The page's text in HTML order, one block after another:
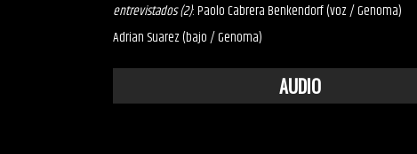
entrevistados (2): Paolo Cabrera Benkendorf (voz / Genoma)
Adrian Suarez (bajo / Genoma)
AUDIO